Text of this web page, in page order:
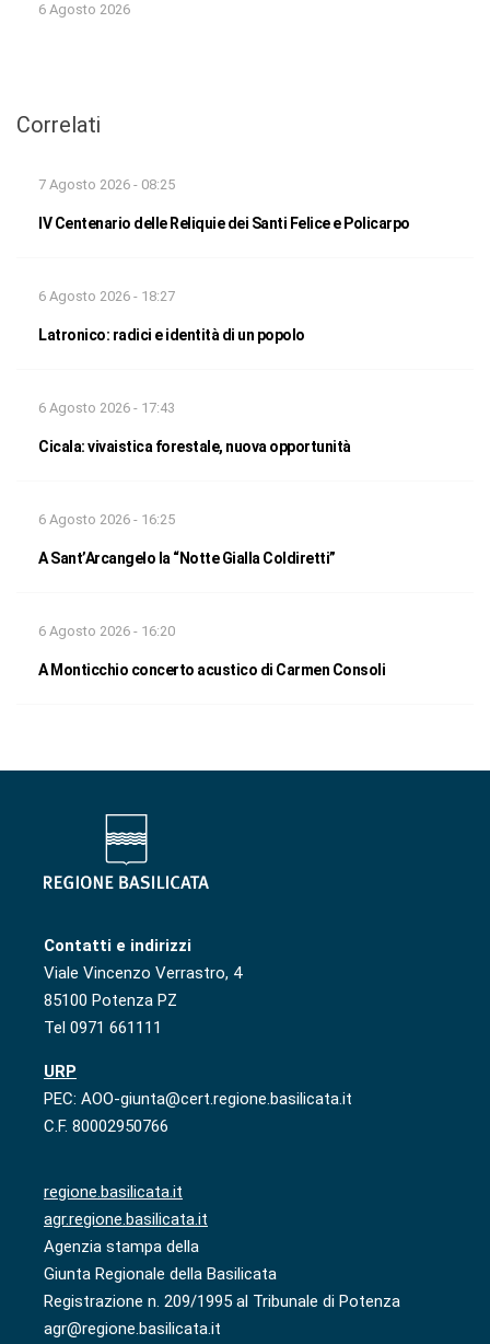
6 Agosto 2026
Correlati
7 Agosto 2026 - 08:25
IV Centenario delle Reliquie dei Santi Felice e Policarpo
6 Agosto 2026 - 18:27
Latronico: radici e identità di un popolo
6 Agosto 2026 - 17:43
Cicala: vivaistica forestale, nuova opportunità
6 Agosto 2026 - 16:25
A Sant’Arcangelo la “Notte Gialla Coldiretti”
6 Agosto 2026 - 16:20
A Monticchio concerto acustico di Carmen Consoli
Contatti e indirizzi
Viale Vincenzo Verrastro, 4
85100 Potenza PZ
Tel 0971 661111
URP
PEC: AOO-giunta@cert.regione.basilicata.it
C.F. 80002950766
regione.basilicata.it
agr.regione.basilicata.it
Agenzia stampa della
Giunta Regionale della Basilicata
Registrazione n. 209/1995 al Tribunale di Potenza
agr@regione.basilicata.it